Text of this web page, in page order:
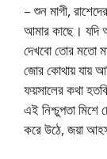
– শুন মাগী,
আমার কাছে। যদি
দেখবো তোর মতো
জোর কোথায় যায়
ফয়সালের কথা
এই নিশ্চুপতা
করে উঠে, জয়া